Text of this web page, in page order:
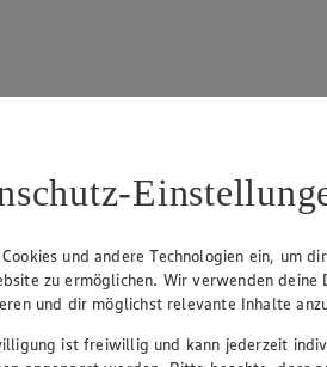
Claus Hollinger
gewährt Ihnen jedoch das Recht, den
und Vervielfältigung von
und andere Technologien ein, um
zu ermöglichen. Wir verwenden deine
und dir möglichst relevante Inhalte
ist freiwillig und kann jederzeit